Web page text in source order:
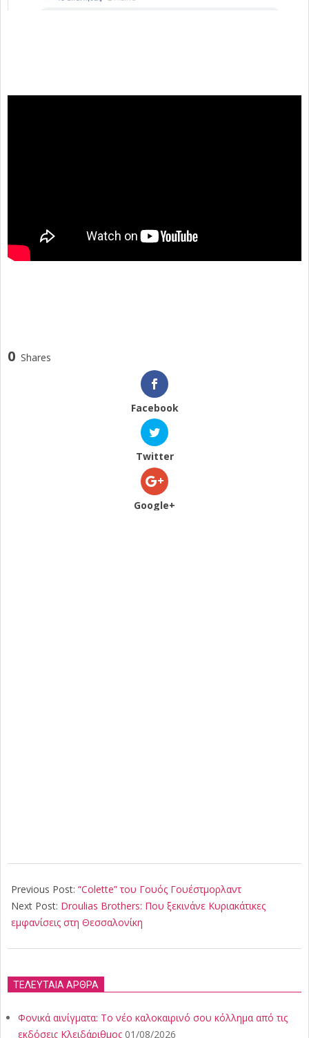
0 Shares
Facebook
Twitter
Google+
10-
11
Previous Post: “Colette” του Γουός Γουέστμορλαντ
Next Post: Droulias Brothers: Που ξεκινάνε Κυριακάτικες
εμφανίσεις στη Θεσσαλονίκη
ΤΕΛΕΥΤΑΙΑ ΑΡΘΡΑ
Φονικά αινίγματα: Το νέο καλοκαιρινό σου κόλλημα από τις
εκδόσεις Κλειδάριθμος 01/08/2026